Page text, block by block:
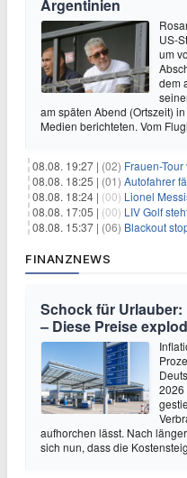
Argentinien
US-
um
dem
am späten Abend (Ortszeit)
Medien berichteten. Vom
08.08. 19:27 | (02) Frauen-Tour
08.08. 18:25 | (01) Autofahrer
08.08. 18:24 | (00) Lionel Messis
08.08. 17:05 | (00) LIV Golf steht an
08.08. 15:37 | (06) Blackout
FINANZNEWS
Schock für
– Diese Preise
2026
aufhorchen lässt. Nach
sich nun, dass die